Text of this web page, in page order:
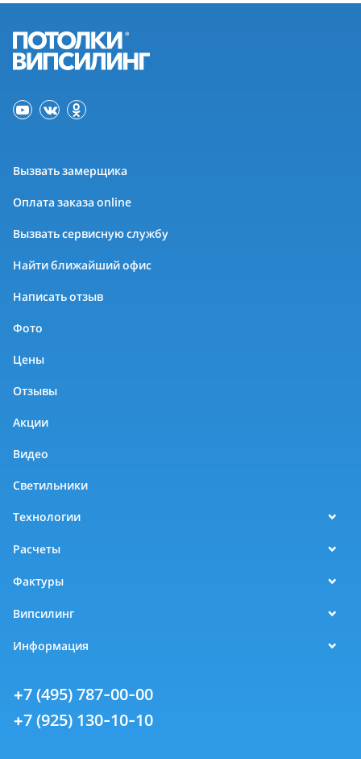
Вызвать замерщика
Оплата заказа online
Вызвать сервисную службу
Найти ближайший офис
Написать отзыв
Фото
Цены
Отзывы
Акции
Видео
Светильники
Технологии
Расчеты
Фактуры
Випсилинг
Информация
+7 (495) 787-00-00
+7 (925) 130-10-10